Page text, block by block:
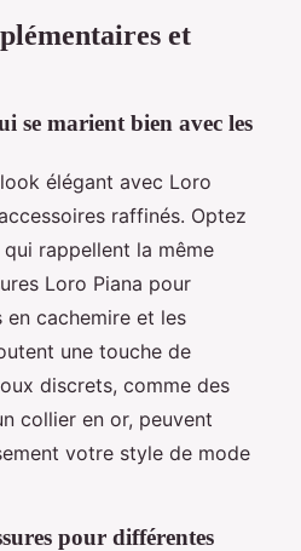
et
se marient bien avec les
élégant avec Loro
raffinés. Optez
qui rappellent la même
Loro Piana pour
en cachemire et les
une touche de
discrets, comme des
collier en or, peuvent
votre style de mode
pour différentes